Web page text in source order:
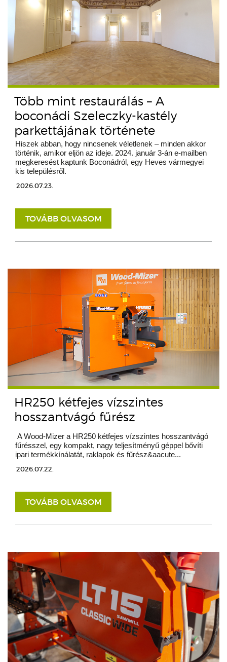
Több mint restaurálás – A
boconádi Szeleczky-kastély
parkettájának története
Hiszek abban, hogy nincsenek véletlenek – minden akkor
történik, amikor eljön az ideje. 2024. január 3-án e-mailben
megkeresést kaptunk Boconádról, egy Heves vármegyei
kis településről.
2026.07.23.
TOVÁBB OLVASOM
HR250 kétfejes vízszintes
hosszantvágó fűrész
A Wood-Mizer a HR250 kétfejes vízszintes hosszantvágó
fűrésszel, egy kompakt, nagy teljesítményű géppel bővíti
ipari termékkínálatát, raklapok és fűrész&aacute...
2026.07.22.
TOVÁBB OLVASOM